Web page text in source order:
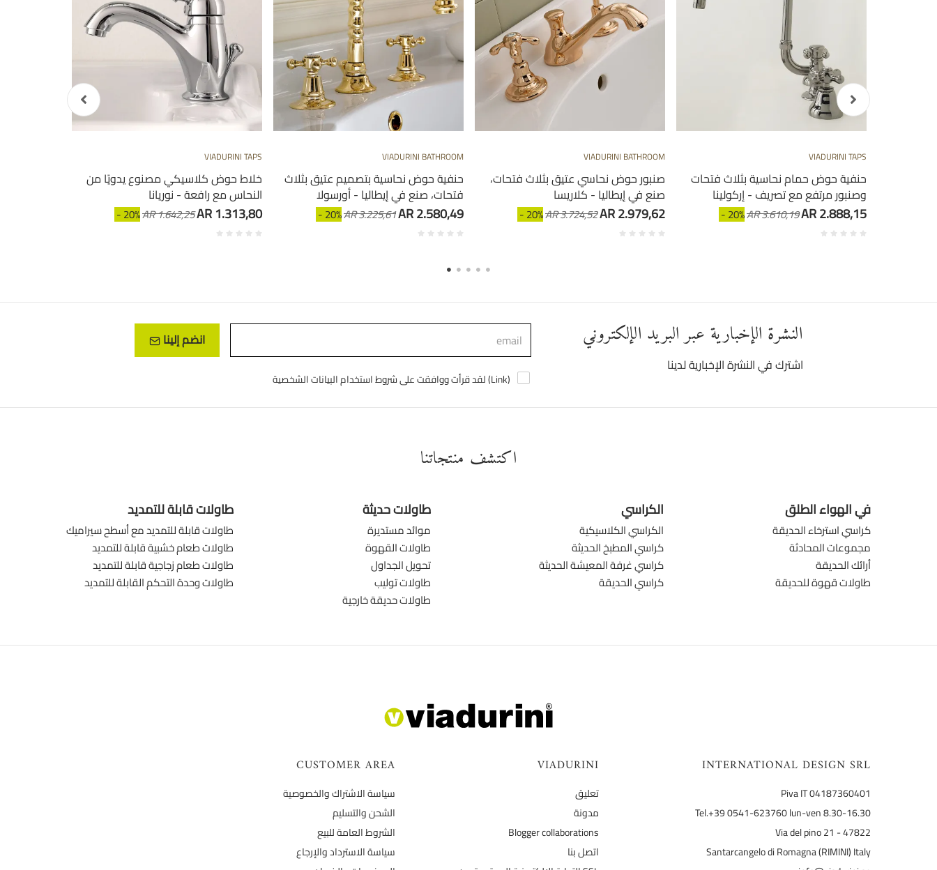
VIADURINI TAPS
خلاط حوض كلاسيكي مصنوع يدويًا من
النحاس مع رافعة - نوريانا
- 20%AR 1.642,25AR 1.313,80
VIADURINI BATHROOM
حنفية حوض نحاسية بتصميم عتيق بثلاث
فتحات، صنع في إيطاليا - أورسولا
- 20%AR 3.225,61AR 2.580,49
VIADURINI BATHROOM
صنبور حوض نحاسي عتيق بثلاث فتحات،
صنع في إيطاليا - كلاريسا
- 20%AR 3.724,52AR 2.979,62
VIADURINI TAPS
حنفية حوض حمام نحاسية بثلاث فتحات
وصنبور مرتفع مع تصريف - إركولينا
- 20%AR 3.610,19AR 2.888,15
النشرة الإخبارية عبر البريد الإلكتروني
اشترك في النشرة الإخبارية لدينا
انضم إلينا
لقد قرأت ووافقت على شروط استخدام البيانات الشخصية (Link)
اكتشف منتجاتنا
طاولات قابلة للتمديد
طاولات قابلة للتمديد مع أسطح سيراميك
طاولات طعام خشبية قابلة للتمديد
طاولات طعام زجاجية قابلة للتمديد
طاولات وحدة التحكم القابلة للتمديد
طاولات حديثة
موائد مستديرة
طاولات القهوة
تحويل الجداول
طاولات توليب
طاولات حديقة خارجية
الكراسي
الكراسي الكلاسيكية
كراسي المطبخ الحديثة
كراسي غرفة المعيشة الحديثة
كراسي الحديقة
في الهواء الطلق
كراسي استرخاء الحديقة
مجموعات المحادثة
أرائك الحديقة
طاولات قهوة للحديقة
INTERNATIONAL DESIGN SRL
Piva IT 04187360401
Tel.+39 0541-623760 lun-ven 8.30-16.30
Via del pino 21 - 47822
Santarcangelo di Romagna (RIMINI) Italy
VIADURINI
تعليق
مدونة
Blogger collaborations
اتصل بنا
CUSTOMER AREA
سياسة الاشتراك والخصوصية
الشحن والتسليم
الشروط العامة للبيع
سياسة الاسترداد والإرجاع